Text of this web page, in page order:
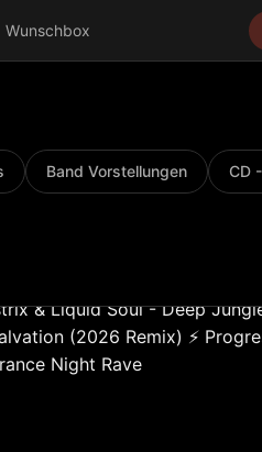
Wunschbox
Band Vorstellungen CD